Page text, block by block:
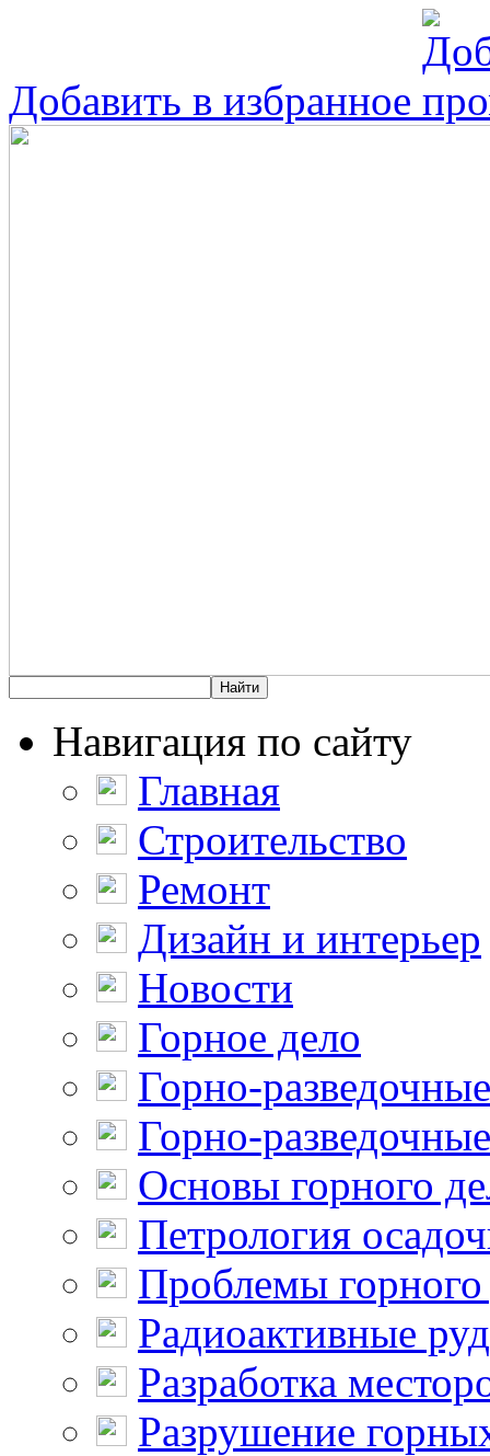
Добавить в избранное
Навигация по сайту
Главная
Строительство
Ремонт
Дизайн и интерьер
Новости
Горное дело
Горно-
Горно-
Основы горного
Петрология
Проблемы горного
Радиоактивные
Разработка
Разрушение